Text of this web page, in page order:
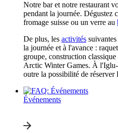
Notre bar et notre restaurant
pendant la journée. Dégustez
fromage suisse ou un verre au
De plus, les activités
la journée et à l'avance :
groupe, construction
Arctic Winter Games. À
outre la possibilité de
Événements